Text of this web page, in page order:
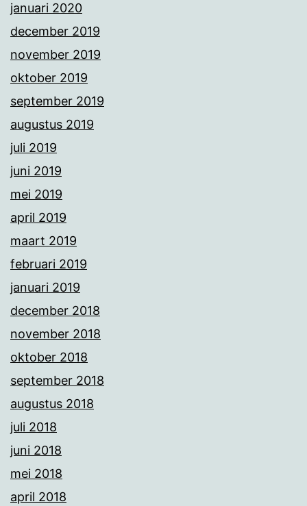
januari 2020
december 2019
november 2019
oktober 2019
september 2019
augustus 2019
juli 2019
juni 2019
mei 2019
april 2019
maart 2019
februari 2019
januari 2019
december 2018
november 2018
oktober 2018
september 2018
augustus 2018
juli 2018
juni 2018
mei 2018
april 2018